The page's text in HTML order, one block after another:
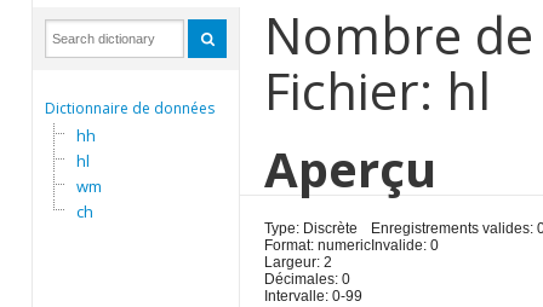
Dictionnaire de données
hh
hl
wm
ch
Nombre
Fichier: hl
Aperçu
Type: Discrète
Format: numeric
Largeur: 2
Décimales: 0
Intervalle: 0-99
Enregistrements valides:
Invalide: 0